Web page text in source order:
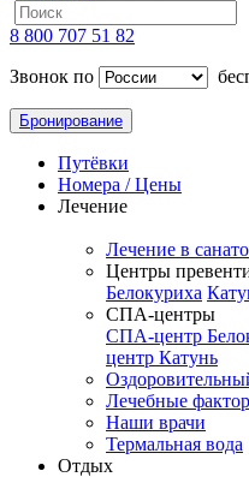
8 800 707 51 82
Звонок по
Бронирование
Путёвки
Номера / Цены
Лечение
Лечение в
Центры
Белокуриха
СПА-центры
СПА-центр
центр Катунь
Лечебные
Наши врачи
Термальная вода
Отдых